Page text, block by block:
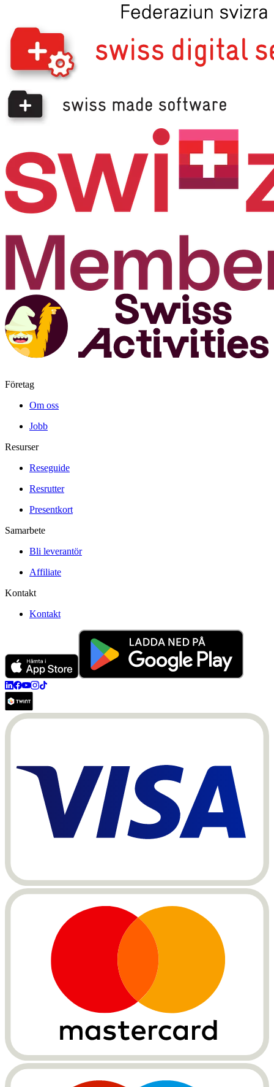
Företag
Om oss
Jobb
Resurser
Reseguide
Resrutter
Presentkort
Samarbete
Bli leverantör
Affiliate
Kontakt
Kontakt